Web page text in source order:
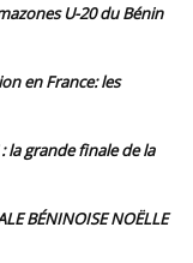
U-20 du Bénin
en France: les
: la grande finale de la
BÉNINOISE NOËLLE